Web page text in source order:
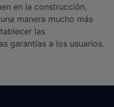
en la construcción,
manera mucho más
las
garantías a los usuarios.